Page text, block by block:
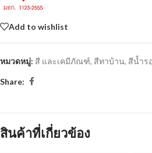
Add to wishlist
หมวดหมู่: สี และเคมีภัณฑ์, สีทาบ้าน, สีน้ำร
Share:
สินค้าที่เกี่ยวข้อง